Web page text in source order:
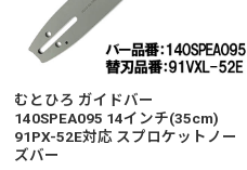
むとひろ ガイドバー
140SPEA095 14インチ(35cm)
91PX-52E対応 スプロケットノー
ズバー